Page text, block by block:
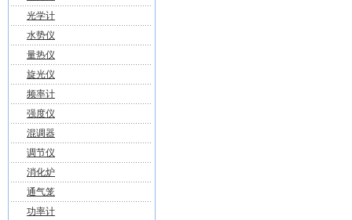
光学计
水势仪
量热仪
旋光仪
频率计
强度仪
混调器
调节仪
消化炉
通气笼
功率计